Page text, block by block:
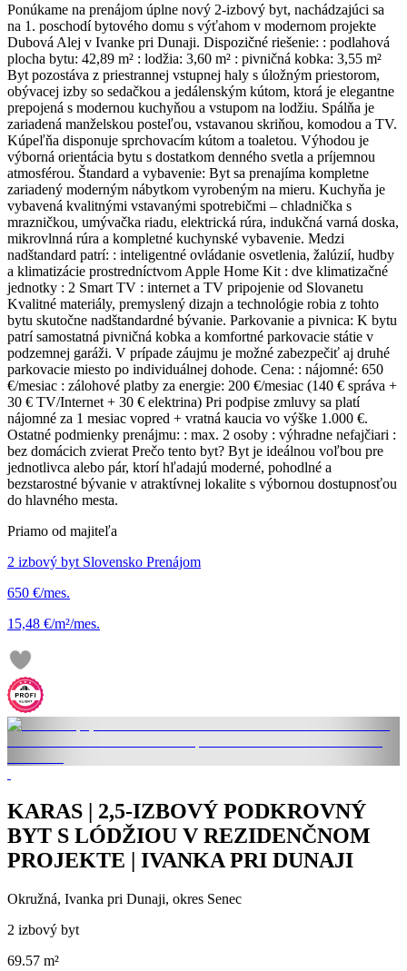
Ponúkame na prenájom úplne nový 2-izbový byt, nachádzajúci sa
na 1. poschodí bytového domu s výťahom v modernom projekte
Dubová Alej v Ivanke pri Dunaji. Dispozičné riešenie: : podlahová
plocha bytu: 42,89 m² : lodžia: 3,60 m² : pivničná kobka: 3,55 m²
Byt pozostáva z priestrannej vstupnej haly s úložným priestorom,
obývacej izby so sedačkou a jedálenským kútom, ktorá je elegantne
prepojená s modernou kuchyňou a vstupom na lodžiu. Spálňa je
zariadená manželskou posteľou, vstavanou skriňou, komodou a TV.
Kúpeľňa disponuje sprchovacím kútom a toaletou. Výhodou je
výborná orientácia bytu s dostatkom denného svetla a príjemnou
atmosférou. Štandard a vybavenie: Byt sa prenajíma kompletne
zariadený moderným nábytkom vyrobeným na mieru. Kuchyňa je
vybavená kvalitnými vstavanými spotrebičmi – chladnička s
mrazničkou, umývačka riadu, elektrická rúra, indukčná varná doska,
mikrovlnná rúra a kompletné kuchynské vybavenie. Medzi
nadštandard patrí: : inteligentné ovládanie osvetlenia, žalúzií, hudby
a klimatizácie prostredníctvom Apple Home Kit : dve klimatizačné
jednotky : 2 Smart TV : internet a TV pripojenie od Slovanetu
Kvalitné materiály, premyslený dizajn a technológie robia z tohto
bytu skutočne nadštandardné bývanie. Parkovanie a pivnica: K bytu
patrí samostatná pivničná kobka a komfortné parkovacie státie v
podzemnej garáži. V prípade záujmu je možné zabezpečiť aj druhé
parkovacie miesto po individuálnej dohode. Cena: : nájomné: 650
€/mesiac : zálohové platby za energie: 200 €/mesiac (140 € správa +
30 € TV/Internet + 30 € elektrina) Pri podpise zmluvy sa platí
nájomné za 1 mesiac vopred + vratná kaucia vo výške 1.000 €.
Ostatné podmienky prenájmu: : max. 2 osoby : výhradne nefajčiari :
bez domácich zvierat Prečo tento byt? Byt je ideálnou voľbou pre
jednotlivca alebo pár, ktorí hľadajú moderné, pohodlné a
bezstarostné bývanie v atraktívnej lokalite s výbornou dostupnosťou
do hlavného mesta.
Priamo od majiteľa
2 izbový byt Slovensko Prenájom
650 €/mes.
15,48 €/m²/mes.
KARAS | 2,5-IZBOVÝ PODKROVNÝ
BYT S LÓDŽIOU V REZIDENČNOM
PROJEKTE | IVANKA PRI DUNAJI
Okružná, Ivanka pri Dunaji, okres Senec
2 izbový byt
69.57 m²